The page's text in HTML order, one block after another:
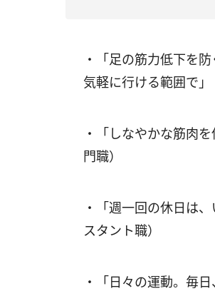
・「足の筋力低下を
気軽に行ける範囲で」
・「しなやかな筋肉
門職）
・「週一回の休日は
スタント職）
・「日々の運動。毎